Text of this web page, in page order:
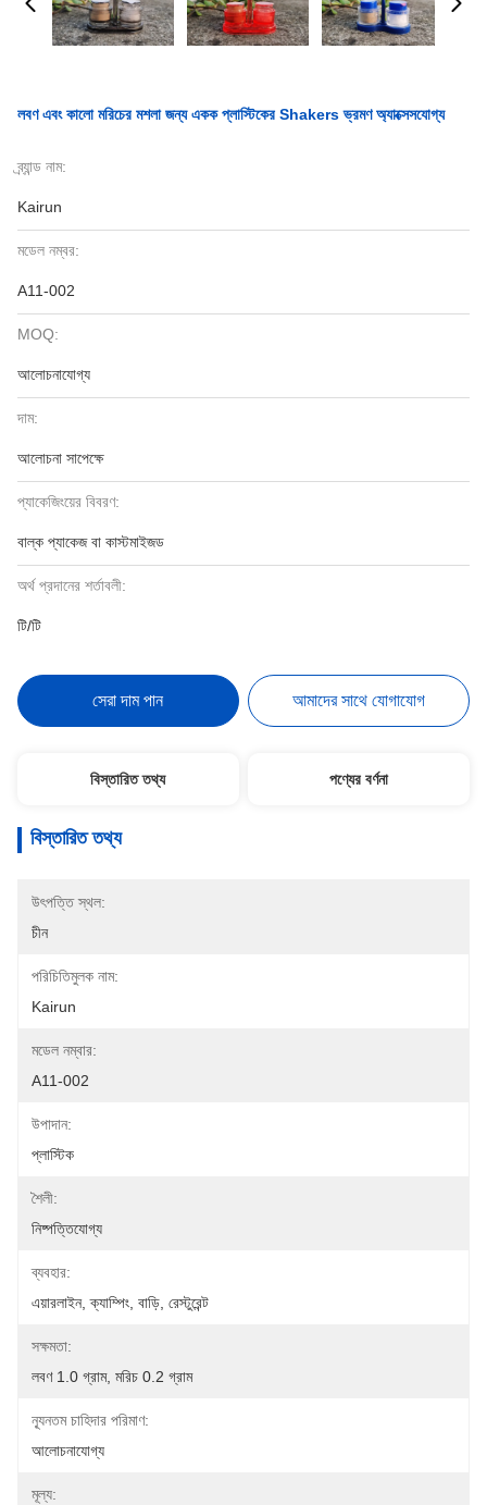
লবণ এবং কালো মরিচের মশলা জন্য একক প্লাস্টিকের Shakers ভ্রমণ অ্যাক্সেসযোগ্য
ব্র্যান্ড নাম:
Kairun
মডেল নম্বর:
A11-002
MOQ:
আলোচনাযোগ্য
দাম:
আলোচনা সাপেক্ষে
প্যাকেজিংয়ের বিবরণ:
বাল্ক প্যাকেজ বা কাস্টমাইজড
অর্থ প্রদানের শর্তাবলী:
টি/টি
সেরা দাম পান আমাদের সাথে যোগাযোগ
বিস্তারিত তথ্য পণ্যের বর্ণনা
বিস্তারিত তথ্য
উৎপত্তি স্থল:
চীন
পরিচিতিমুলক নাম:
Kairun
মডেল নম্বার:
A11-002
উপাদান:
প্লাস্টিক
শৈলী:
নিষ্পত্তিযোগ্য
ব্যবহার:
এয়ারলাইন, ক্যাম্পিং, বাড়ি, রেস্টুরেন্ট
সক্ষমতা:
লবণ 1.0 গ্রাম, মরিচ 0.2 গ্রাম
ন্যূনতম চাহিদার পরিমাণ:
আলোচনাযোগ্য
মূল্য: